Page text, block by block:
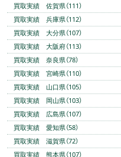
買取実績 佐賀県（111）
買取実績 兵庫県（112）
買取実績 大分県（107）
買取実績 大阪府（113）
買取実績 奈良県（78）
買取実績 宮崎県（110）
買取実績 山口県（105）
買取実績 岡山県（103）
買取実績 広島県（107）
買取実績 愛知県（58）
買取実績 滋賀県（72）
買取実績 熊本県（107）